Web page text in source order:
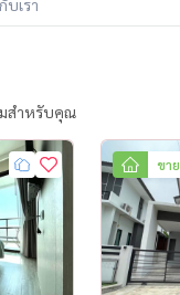
200,000 baht!
city view
baht
owner
10,000 baht per month
12,400 baht per month
เรา
มสำหรับคุณ
ขาย